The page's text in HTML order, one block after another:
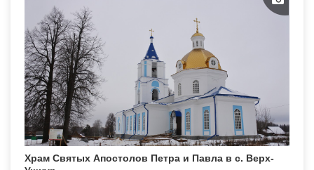
Храм Святых Апостолов Петра и Павла в с. Верх-